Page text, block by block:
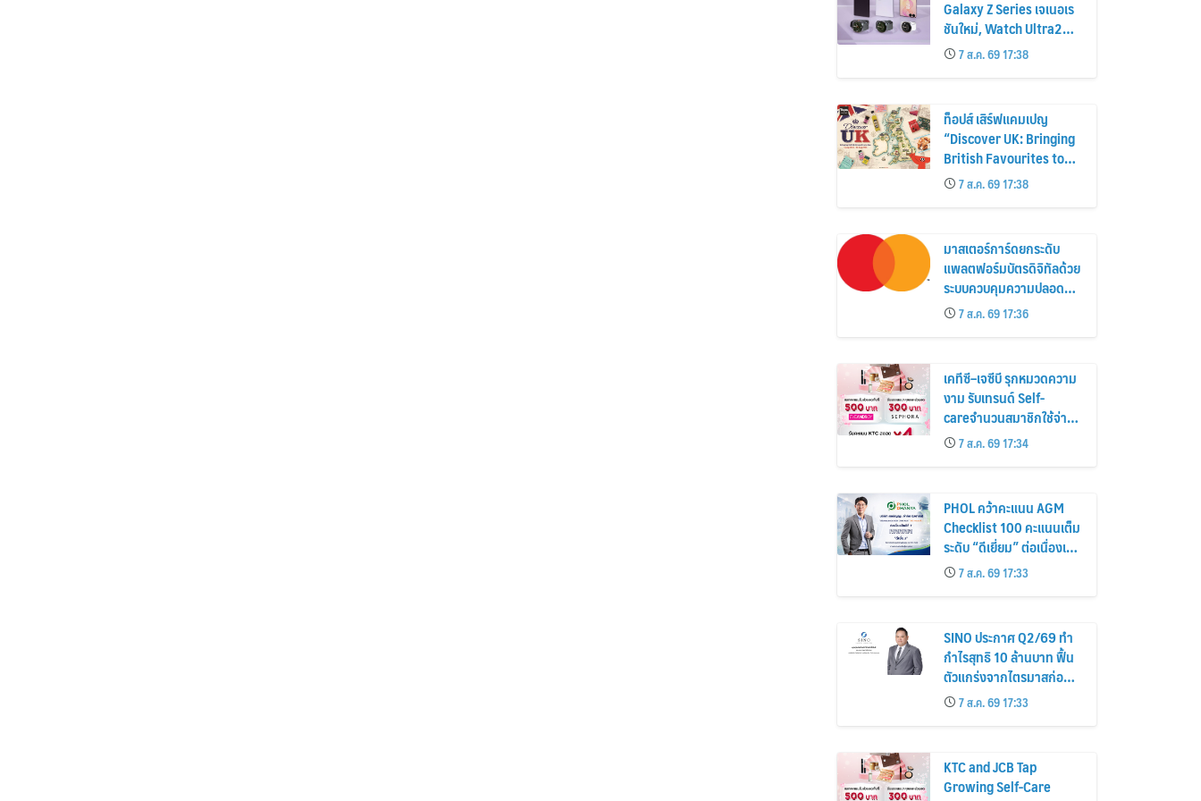
Galaxy Z Series เจเนอเร
ชันใหม่, Watch Ultra2
และ Watch9 สูงกว่ารุ่น
ก่อนหน้ากว่า 30%
7 ส.ค. 69 17:38
ท็อปส์ เสิร์ฟแคมเปญ
“Discover UK: Bringing
British Favourites to
You” ขนทัพของอร่อยและ
ไอเท็มฮิตจากสหราช
อาณาจักร ส่งตรงถึงมือ
ตั้งแต่วันนี้ – 18 สิงหาคมนี้
7 ส.ค. 69 17:38
มาสเตอร์การ์ดยกระดับ
แพลตฟอร์มบัตรดิจิทัลด้วย
ระบบควบคุมความปลอดภัย
ใหม่7 ส.ค. 69 17:36
เคทีซี–เจซีบี รุกหมวดความ
งาม รับเทรนด์ Self-
careจำนวนสมาชิกใช้จ่าย
หมวดเครื่องสำอางเพิ่ม
26%
7 ส.ค. 69 17:34
PHOL คว้าคะแนน AGM
Checklist 100 คะแนนเต็ม
ระดับ “ดีเยี่ยม” ต่อเนื่องเป็น
ปีที่ 7 ตอกย้ำการดำเนิน
ธุรกิจตามหลักธรรมาภิบาล
โปร่งใส สร้างความเชื่อมั่นผู้
7 ส.ค. 69 17:33
SINO ประกาศ Q2/69 ทำ
กำไรสุทธิ 10 ล้านบาท ฟื้น
ตัวแกร่งจากไตรมาสก่อน
เตรียมจ่ายปันผลระหว่าง
กาล 0.014423 บาทต่อหุ้น
ครึ่งปีหลังมุ่งเติบโตต่อเนื่อง
7 ส.ค. 69 17:33
KTC and JCB Tap
Growing Self-Care